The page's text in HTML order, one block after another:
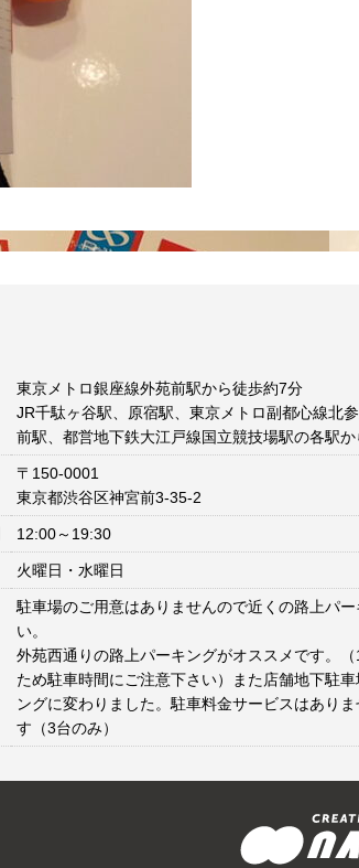
東京メトロ銀座線外苑前駅から徒歩約7分
JR千駄ヶ谷駅、原宿駅、東京メトロ副都心線北
前駅、都営地下鉄大江戸線国立競技場駅の各駅
〒150-0001
東京都渋谷区神宮前3-35-2
12:00～19:30
火曜日・水曜日
駐車場のご用意はありませんので近くの路上パ
い。
外苑西通りの路上パーキングがオススメです。
ため駐車時間にご注意下さい）また店舗地下駐
ングに変わりました。駐車料金サービスはあり
す（3台のみ）